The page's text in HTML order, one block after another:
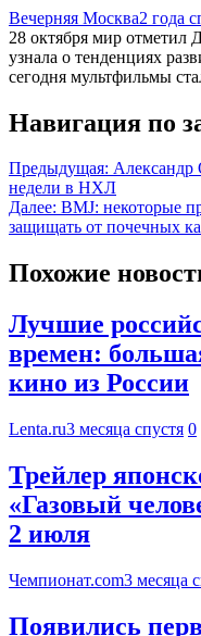
Вечерняя Москва2 года
28 октября мир отметил
узнала о тенденциях
сегодня мультфильмы
Навигация по
Предыдущая: Александр
недели в НХЛ
Далее: BMJ: некоторые
защищать от почечных
Похожие
Лучшие
времен:
кино из России
Lenta.ru3 месяца спустя 0
Трейлер
«Газовый
2 июля
Чемпионат.com3 месяца
Появились